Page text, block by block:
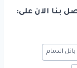
بنا الآن على:
الدمام